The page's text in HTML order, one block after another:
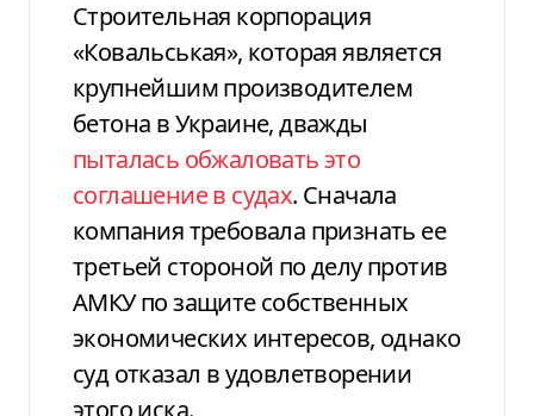
Строительная корпорация
«Ковальськая», которая является
крупнейшим производителем
бетона в Украине, дважды
пыталась обжаловать это
соглашение в судах. Сначала
компания требовала признать ее
третьей стороной по делу против
АМКУ по защите собственных
экономических интересов, однако
суд отказал в удовлетворении
этого иска.